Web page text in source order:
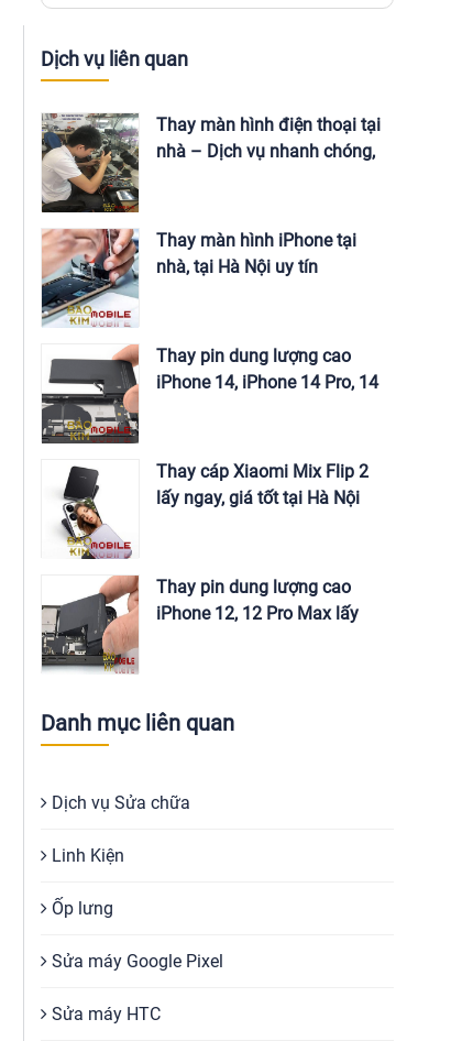
Dịch vụ liên quan
Thay màn hình điện thoại tại
nhà – Dịch vụ nhanh chóng,
Thay màn hình iPhone tại
nhà, tại Hà Nội uy tín
Thay pin dung lượng cao
iPhone 14, iPhone 14 Pro, 14
Thay cáp Xiaomi Mix Flip 2
lấy ngay, giá tốt tại Hà Nội
Thay pin dung lượng cao
iPhone 12, 12 Pro Max lấy
Danh mục liên quan
Dịch vụ Sửa chữa
Linh Kiện
Ốp lưng
Sửa máy Google Pixel
Sửa máy HTC